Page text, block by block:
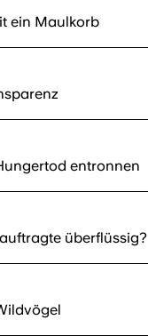
ein Maulkorb
entronnen
überflüssig?